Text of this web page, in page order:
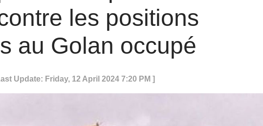
les positions
au Golan occupé
Update: Friday, 12 April 2024 7:20 PM ]